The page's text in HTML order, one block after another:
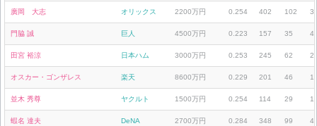
廣岡 大志 オリックス 2200万円 0.254 402 102
門脇 誠 巨人 4500万円 0.223 157 35 4
田宮 裕涼 日本ハム 3000万円 0.253 245 62
オスカー・ゴンザレス 楽天 8600万円 0.229 201 46
並木 秀尊 ヤクルト 1500万円 0.254 114 29
蝦名 達夫 DeNA 2700万円 0.284 348 99